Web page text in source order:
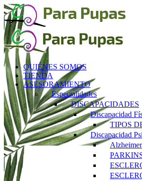
Saltar
al
contenido
QUIÉNES SOMOS
TIENDA
ASESORAMIENTO
Especialidades
DISCAPACIDADES
Discapacidad
TIPOS
Discapacidad
Alzheimer